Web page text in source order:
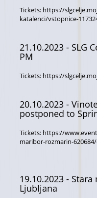
Tickets: https://
katalenci/vstopnice-
21.10.2023 - SLG
PM
Tickets: https://
20.10.2023 -
postponed to
Tickets: https://
maribor-rozmarin-
19.10.2023 - Stara
Ljubljana